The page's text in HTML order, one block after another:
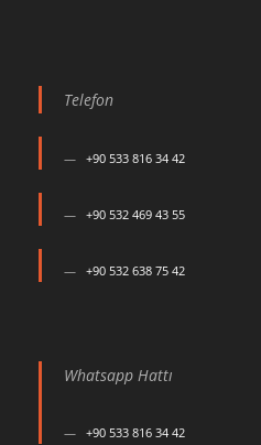
Telefon
+90 533 816 34 42
+90 532 469 43 55
+90 532 638 75 42
Whatsapp Hattı
+90 533 816 34 42